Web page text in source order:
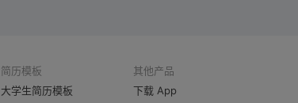
简历模板
大学生简历模板
其他产品
下载 App